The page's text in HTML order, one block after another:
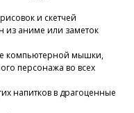
и скетчей
аниме или заметок
компьютерной мышки,
персонажа во всех
напитков в драгоценные